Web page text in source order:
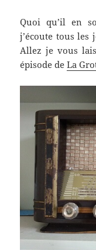
Quoi qu’il en
j’écoute tous
Allez je vous
épisode deLa